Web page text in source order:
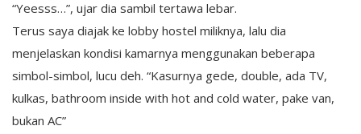
“Yeesss…”, ujar dia sambil tertawa lebar.
Terus saya diajak ke lobby hostel miliknya, lalu dia
menjelaskan kondisi kamarnya menggunakan beberapa
simbol-simbol, lucu deh. “Kasurnya gede, double, ada TV,
kulkas, bathroom inside with hot and cold water, pake van,
bukan AC”